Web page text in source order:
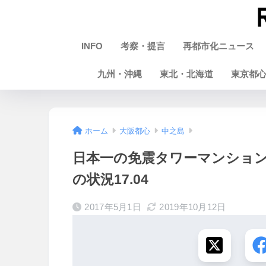
INFO 考察・提言 再都市化ニュース
九州・沖縄 東北・北海道 東京都心
ホーム 大阪都心 中之島
日本一の免震タワーマンショ
の状況17.04
2017年5月1日 2019年10月12日